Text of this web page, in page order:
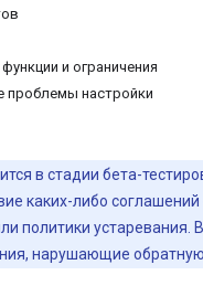
и ограничения
проблемы настройки
в стадии бета-
каких-либо соглашений
политики устаревания.
нарушающие обратную